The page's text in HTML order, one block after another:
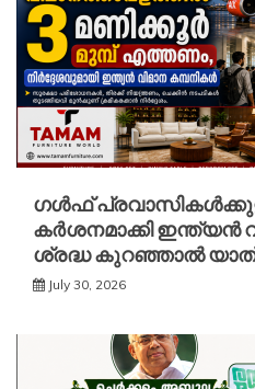
ഗൾഫ്
കർശനമാക്കി ഇന്ത്യൻ
ശ്രദ്ധ കുറഞ്ഞാൽ യാത്ര
July 30, 2026